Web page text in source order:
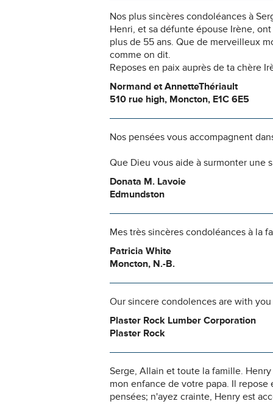
Nos plus sincères condoléances à
Henri, et sa défunte épouse Irène,
plus de 55 ans. Que de merveilleux
comme on dit.
Reposes en paix auprès de ta chère
Normand et AnnetteThériault
510 rue high, Moncton, E1C 6E5
Nos pensées vous accompagnent
Que Dieu vous aide à surmonter une
Donata M. Lavoie
Edmundston
Mes très sincères condoléances à la
Patricia White
Moncton, N.-B.
Our sincere condolences are with
Plaster Rock Lumber Corporation
Plaster Rock
Serge, Allain et toute la famille.
mon enfance de votre papa. Il
pensées; n'ayez crainte, Henry est